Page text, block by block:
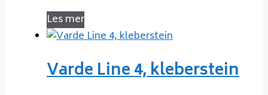
Les mer
Varde Line 4, kleberstein